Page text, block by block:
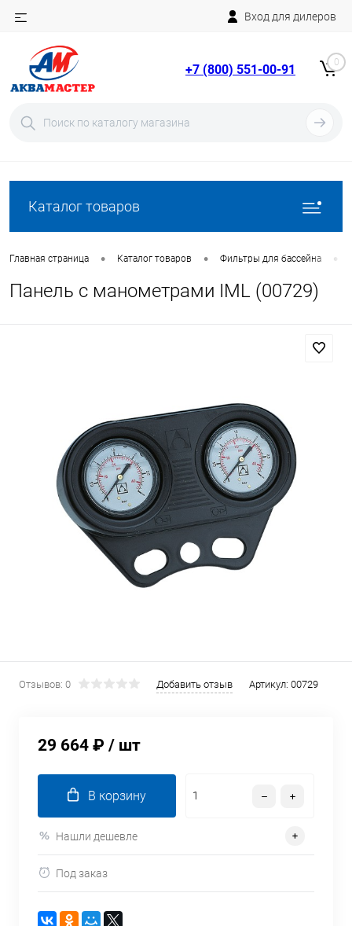
Вход для дилеров
+7 (800) 551-00-91 0
Каталог товаров
Главная страница • Каталог товаров • Фильтры для бассейна •
Панель с манометрами IML (00729)
Отзывов: 0 Добавить отзыв Артикул: 00729
29 664 ₽ / шт
В корзину
Нашли дешевле
Под заказ